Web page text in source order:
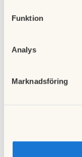
Funktion
Analys
Marknadsföring
18 mars 2012